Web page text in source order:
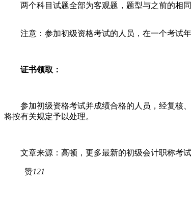
两个科目试题全部为客观题，题型与之前的相同
注意：参加初级资格考试的人员，在一个考试年
证书领取：
参加初级资格考试并成绩合格的人员，经复核、
将按有关规定予以处理。
文章来源：高顿，更多最新的初级会计职称考试
赞121